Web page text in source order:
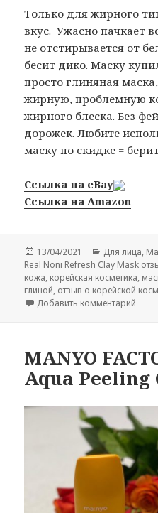
Только для жирного
вкус. Ужасно пачкает
не отстирывается от
бесит дико. Маску
просто глиняная
жирную, проблемную
жирного блеска. Без
дорожек. Любите
маску по скидке =
Ссылка на eBay
Ссылка на Amazon
Опубликовано
13/04/2021 Рубрики
Для лица,
Real Noni Refresh Clay Mask
кожа, корейская косметика,
глиной, отзыв о корейской
Добавить комментарий
MANYO
Aqua Peeling